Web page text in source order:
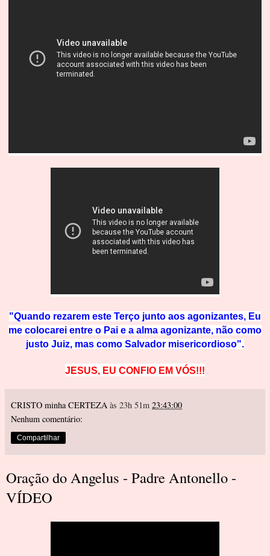
"Quando rezarem este Terço junto aos agonizantes, Eu
me colocarei entre o Pai e a alma agonizante, não como
justo Juiz, mas como Sa lvador misericordioso".
JESUS, EU CONFIO EM VÓS!!!
CRISTO minha CERTEZA às 23h 51m 23:43:00
Nenhum comentário:
Compartilhar
Oração do Angelus - Padre Antonello -
VÍDEO